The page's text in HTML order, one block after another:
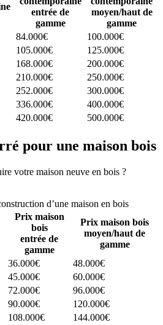
entrée de
gamme
moyen/haut de
gamme
84.000€
100.000€
105.000€
125.000€
168.000€
200.000€
210.000€
250.000€
252.000€
300.000€
336.000€
400.000€
420.000€ 500.000€
pour une maison bois
votre maison neuve en bois ?
d’une maison en bois
Prix maison
bois
entrée de
gamme
Prix maison bois
moyen/haut de
gamme
36.000€
48.000€
45.000€
60.000€
72.000€
96.000€
90.000€
120.000€
108.000€
144.000€